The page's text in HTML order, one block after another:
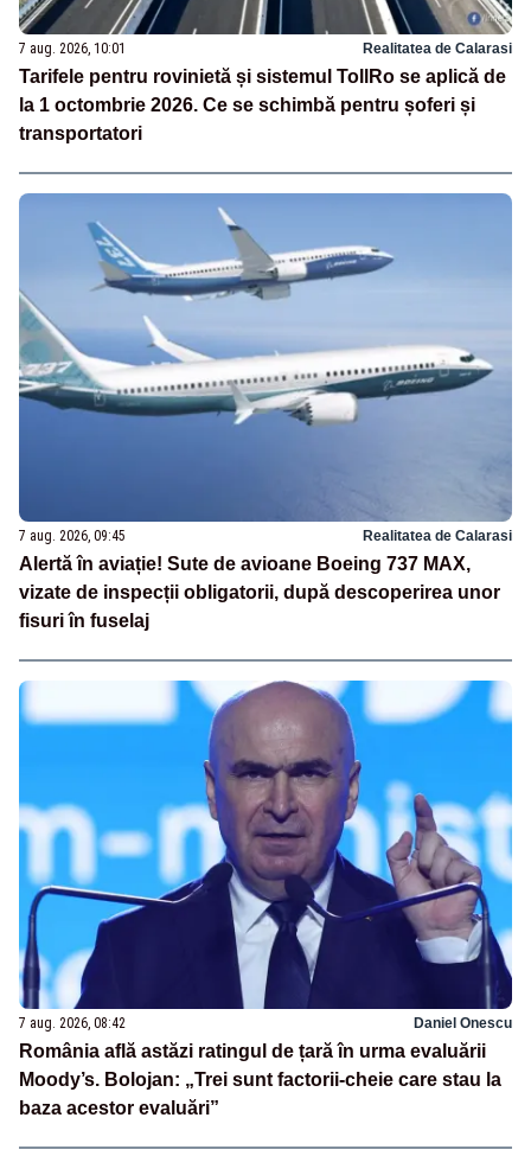
7 aug. 2026, 10:01 Realitatea de Calarasi
Tarifele pentru rovinietă și sistemul TollRo se aplică de
la 1 octombrie 2026. Ce se schimbă pentru șoferi și
transportatori
7 aug. 2026, 09:45 Realitatea de Calarasi
Alertă în aviație! Sute de avioane Boeing 737 MAX,
vizate de inspecții obligatorii, după descoperirea unor
fisuri în fuselaj
7 aug. 2026, 08:42 Daniel Onescu
România află astăzi ratingul de țară în urma evaluării
Moody’s. Bolojan: „Trei sunt factorii-cheie care stau la
baza acestor evaluări”